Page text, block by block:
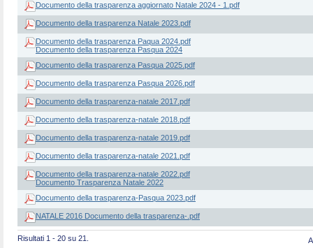
Documento della trasparenza aggiornato Natale 2024 - 1.pdf
Documento della trasparenza Natale 2023.pdf
Documento della trasparenza Paqua 2024.pdf
Documento della trasparenza Pasqua 2024
Documento della trasparenza Pasqua 2025.pdf
Documento della trasparenza Pasqua 2026.pdf
Documento della trasparenza-natale 2017.pdf
Documento della trasparenza-natale 2018.pdf
Documento della trasparenza-natale 2019.pdf
Documento della trasparenza-natale 2021.pdf
Documento della trasparenza-natale 2022.pdf
Documento Trasparenza Natale 2022
Documento della trasparenza-Pasqua 2023.pdf
NATALE 2016 Documento della trasparenza-.pdf
Risultati 1 - 20 su 21.